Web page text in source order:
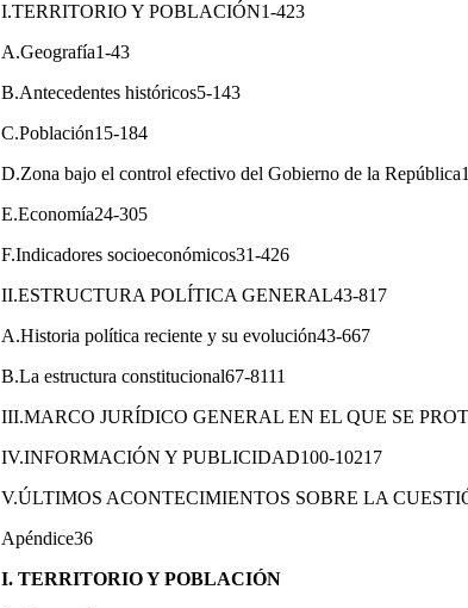
I.TERRITORIO Y POBLACIÓN1-423
A.Geografía1-43
B.Antecedentes históricos5-143
C.Población15-184
D.Zona bajo el control efectivo del Gobierno de la
E.Economía24-305
F.Indicadores socioeconómicos31-426
II.ESTRUCTURA POLÍTICA GENERAL43-817
A.Historia política reciente y su evolución43-667
B.La estructura constitucional67-8111
III.MARCO JURÍDICO GENERAL EN EL QUE SE
IV.INFORMACIÓN Y PUBLICIDAD100-10217
V.ÚLTIMOS ACONTECIMIENTOS SOBRE LA
Apéndice36
I. TERRITORIO Y POBLACIÓN